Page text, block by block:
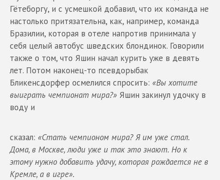
Гётеборгу, и с усмешкой добавил, что их команда не
настолько притязательна, как, например, команда
Бразилии, которая в отеле напротив принимала у
себя целый автобус шведских блондинок. Говорили
также о том, что Яшин начал курить уже в девять
лет. Потом наконец-то псевдорыбак
Бликенсдорфер осмелился спросить: «Вы хотите
выиграть чемпионат мира?» Яшин закинул удочку в
воду и
сказал: «Стать чемпионом мира? Я им уже стал.
Дома, в Москве, люди уже и так это знают. Но к
этому нужно добавить удачу, которая рождается не в
Кремле, а в игре».